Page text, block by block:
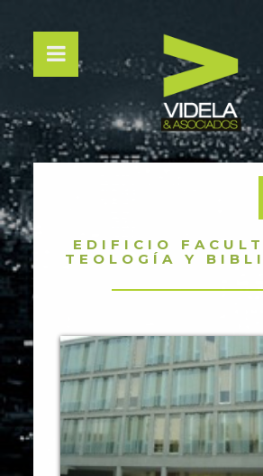
EDIFICIO
TEOLOGÍA Y